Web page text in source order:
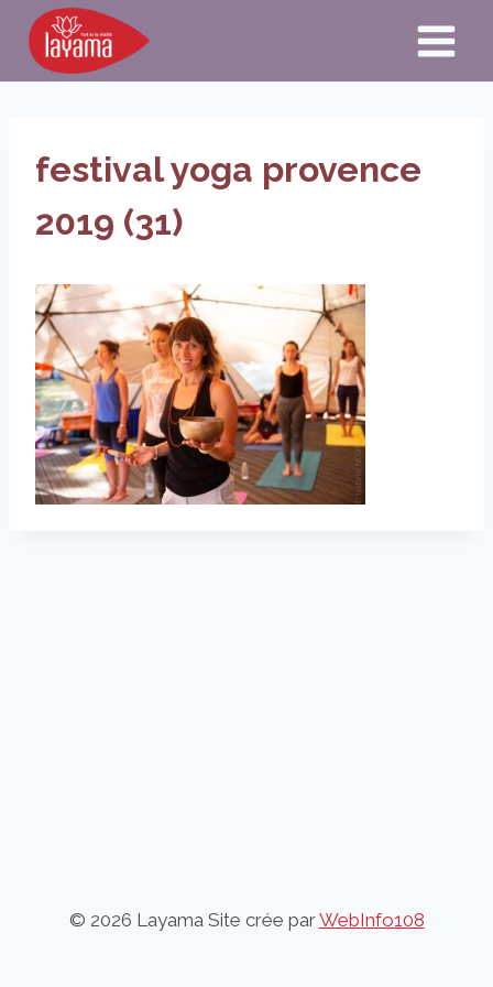
Aller
contenu
festival yoga provence
2019 (31)
© 2026 Layama Site crée parWebInfo108